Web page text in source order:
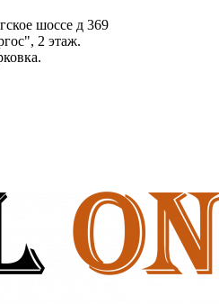
шоссе д 369
2 этаж.